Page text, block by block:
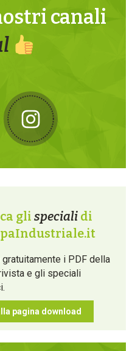
canali
gli speciali di
gratuitamente i PDF della
e gli speciali
pagina download